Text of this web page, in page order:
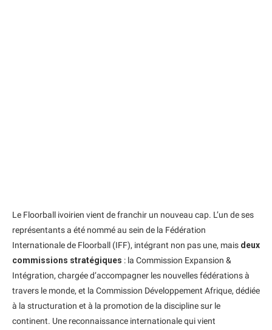
Le Floorball ivoirien vient de franchir un nouveau cap. L’un de ses
représentants a été nommé au sein de la Fédération
Internationale de Floorball (IFF), intégrant non pas une, mais deux
commissions stratégiques : la Commission Expansion &
Intégration, chargée d’accompagner les nouvelles fédérations à
travers le monde, et la Commission Développement Afrique, dédiée
à la structuration et à la promotion de la discipline sur le
continent. Une reconnaissance internationale qui vient